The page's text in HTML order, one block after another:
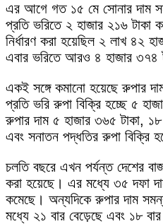
এর আগে গত ১৫ মে সোনার দাম
প্রতি ভরিতে ২ হাজার ২১৬ টাকা
নির্ধারণ করা হয়েছিল ২ লাখ ৪২
এবার ভরিতে আরও ৪ হাজার ৩৭৪
একই সঙ্গে কমানো হয়েছে রুপার
প্রতি ভরি রুপা বিক্রি হচ্ছে ৫
রুপার দাম ৫ হাজার ৩৬৫ টাকা,
এবং সনাতন পদ্ধতির রুপা বিক্রি
চলতি বছরে এখন পর্যন্ত দেশের
করা হয়েছে। এর মধ্যে ৩৫ দফা
কমেছে। অন্যদিকে রুপার দাম
মধ্যে ২১ বার বেড়েছে এবং ১৮